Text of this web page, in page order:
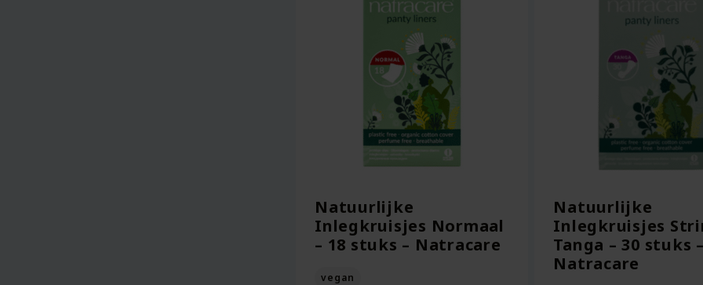
Natuurlijke
Inlegkruisjes Normaal
– 18 stuks – Natracare
vegan
Natuurlijke
Inlegkruisjes
Tanga – 30 stuks –
Natracare